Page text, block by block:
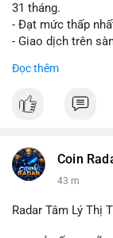
31 tháng.
- Đạt mức thấp
- Giao dịch trên
#vlikevn #titanbot
Đọc thêm
Coin
43 m
Radar Tâm Lý Thị